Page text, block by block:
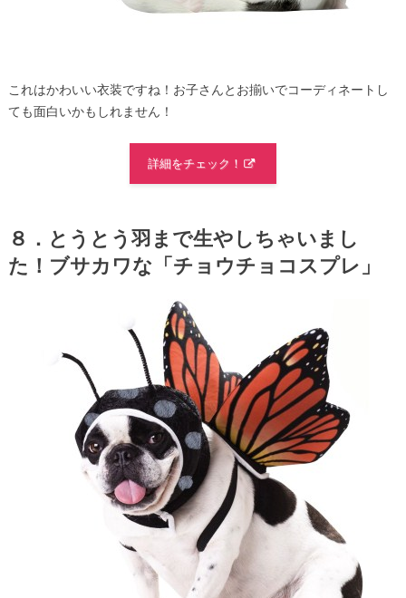
これはかわいい衣装ですね！お子さんとお揃いでコーディネートし
ても面白いかもしれません！
詳細をチェック！
８．とうとう羽まで生やしちゃいまし
た！ブサカワな「チョウチョコスプレ」